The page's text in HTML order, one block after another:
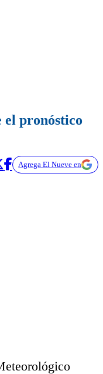
el pronóstico
Agrega El Nueve en